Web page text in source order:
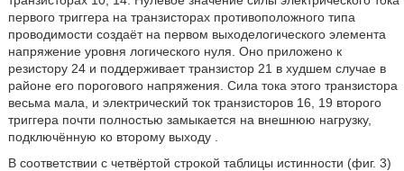
первого триггера на транзисторах противоположного типа
проводимости создаёт на первом выходелогического элемента
напряжение уровня логического нуля. Оно приложено к
резистору 24 и поддерживает транзистор 21 в худшем случае в
районе его порогового напряжения. Сила тока этого транзистора
весьма мала, и электрический ток транзисторов 16, 19 второго
триггера почти полностью замыкается на внешнюю нагрузку,
подключённую ко второму выходу
В соответствии с четвёртой строкой таблицы истинности (фиг. 3)